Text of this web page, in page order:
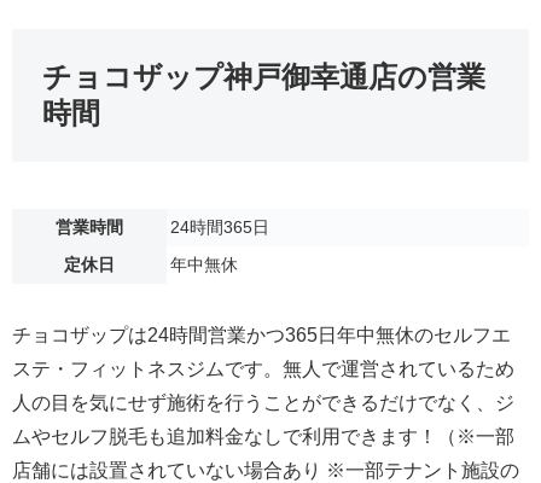
チョコザップ神戸御幸通店の営業
時間
営業時間
24時間365日
定休日
年中無休
チョコザップは24時間営業かつ365日年中無休のセルフエ
ステ・フィットネスジムです。無人で運営されているため
人の目を気にせず施術を行うことができるだけでなく、ジ
ムやセルフ脱毛も追加料金なしで利用できます！（※一部
店舗には設置されていない場合あり ※一部テナント施設の